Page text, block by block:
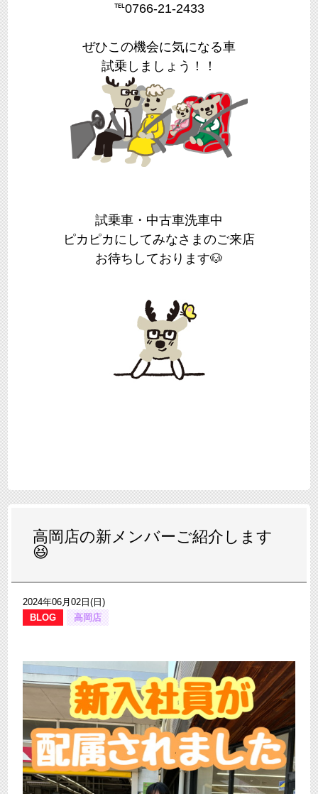
℡0766-21-2433
ぜひこの機会に気になる車
試乗しましょう！！
試乗車・中古車洗車中
ピカピカにしてみなさまのご来店
お待ちしております🐶
高岡店の新メンバーご紹介します
😆
2024年06月02日(日)
BLOG
高岡店